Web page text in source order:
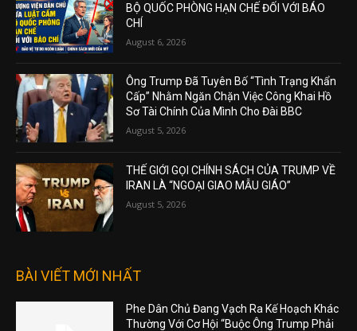
BỘ QUỐC PHÒNG HẠN CHẾ ĐỐI VỚI BÁO
CHÍ
August 6, 2026
Ông Trump Đã Tuyên Bố “Tình Trạng Khẩn
Cấp” Nhằm Ngăn Chặn Việc Công Khai Hồ
Sơ Tài Chính Của Mình Cho Đài BBC
August 5, 2026
THẾ GIỚI GỌI CHÍNH SÁCH CỦA TRUMP VỀ
IRAN LÀ “NGOẠI GIAO MẪU GIÁO”
August 5, 2026
BÀI VIẾT MỚI NHẤT
Phe Dân Chủ Đang Vạch Ra Kế Hoạch Khác
Thường Với Cơ Hội “Buộc Ông Trump Phải